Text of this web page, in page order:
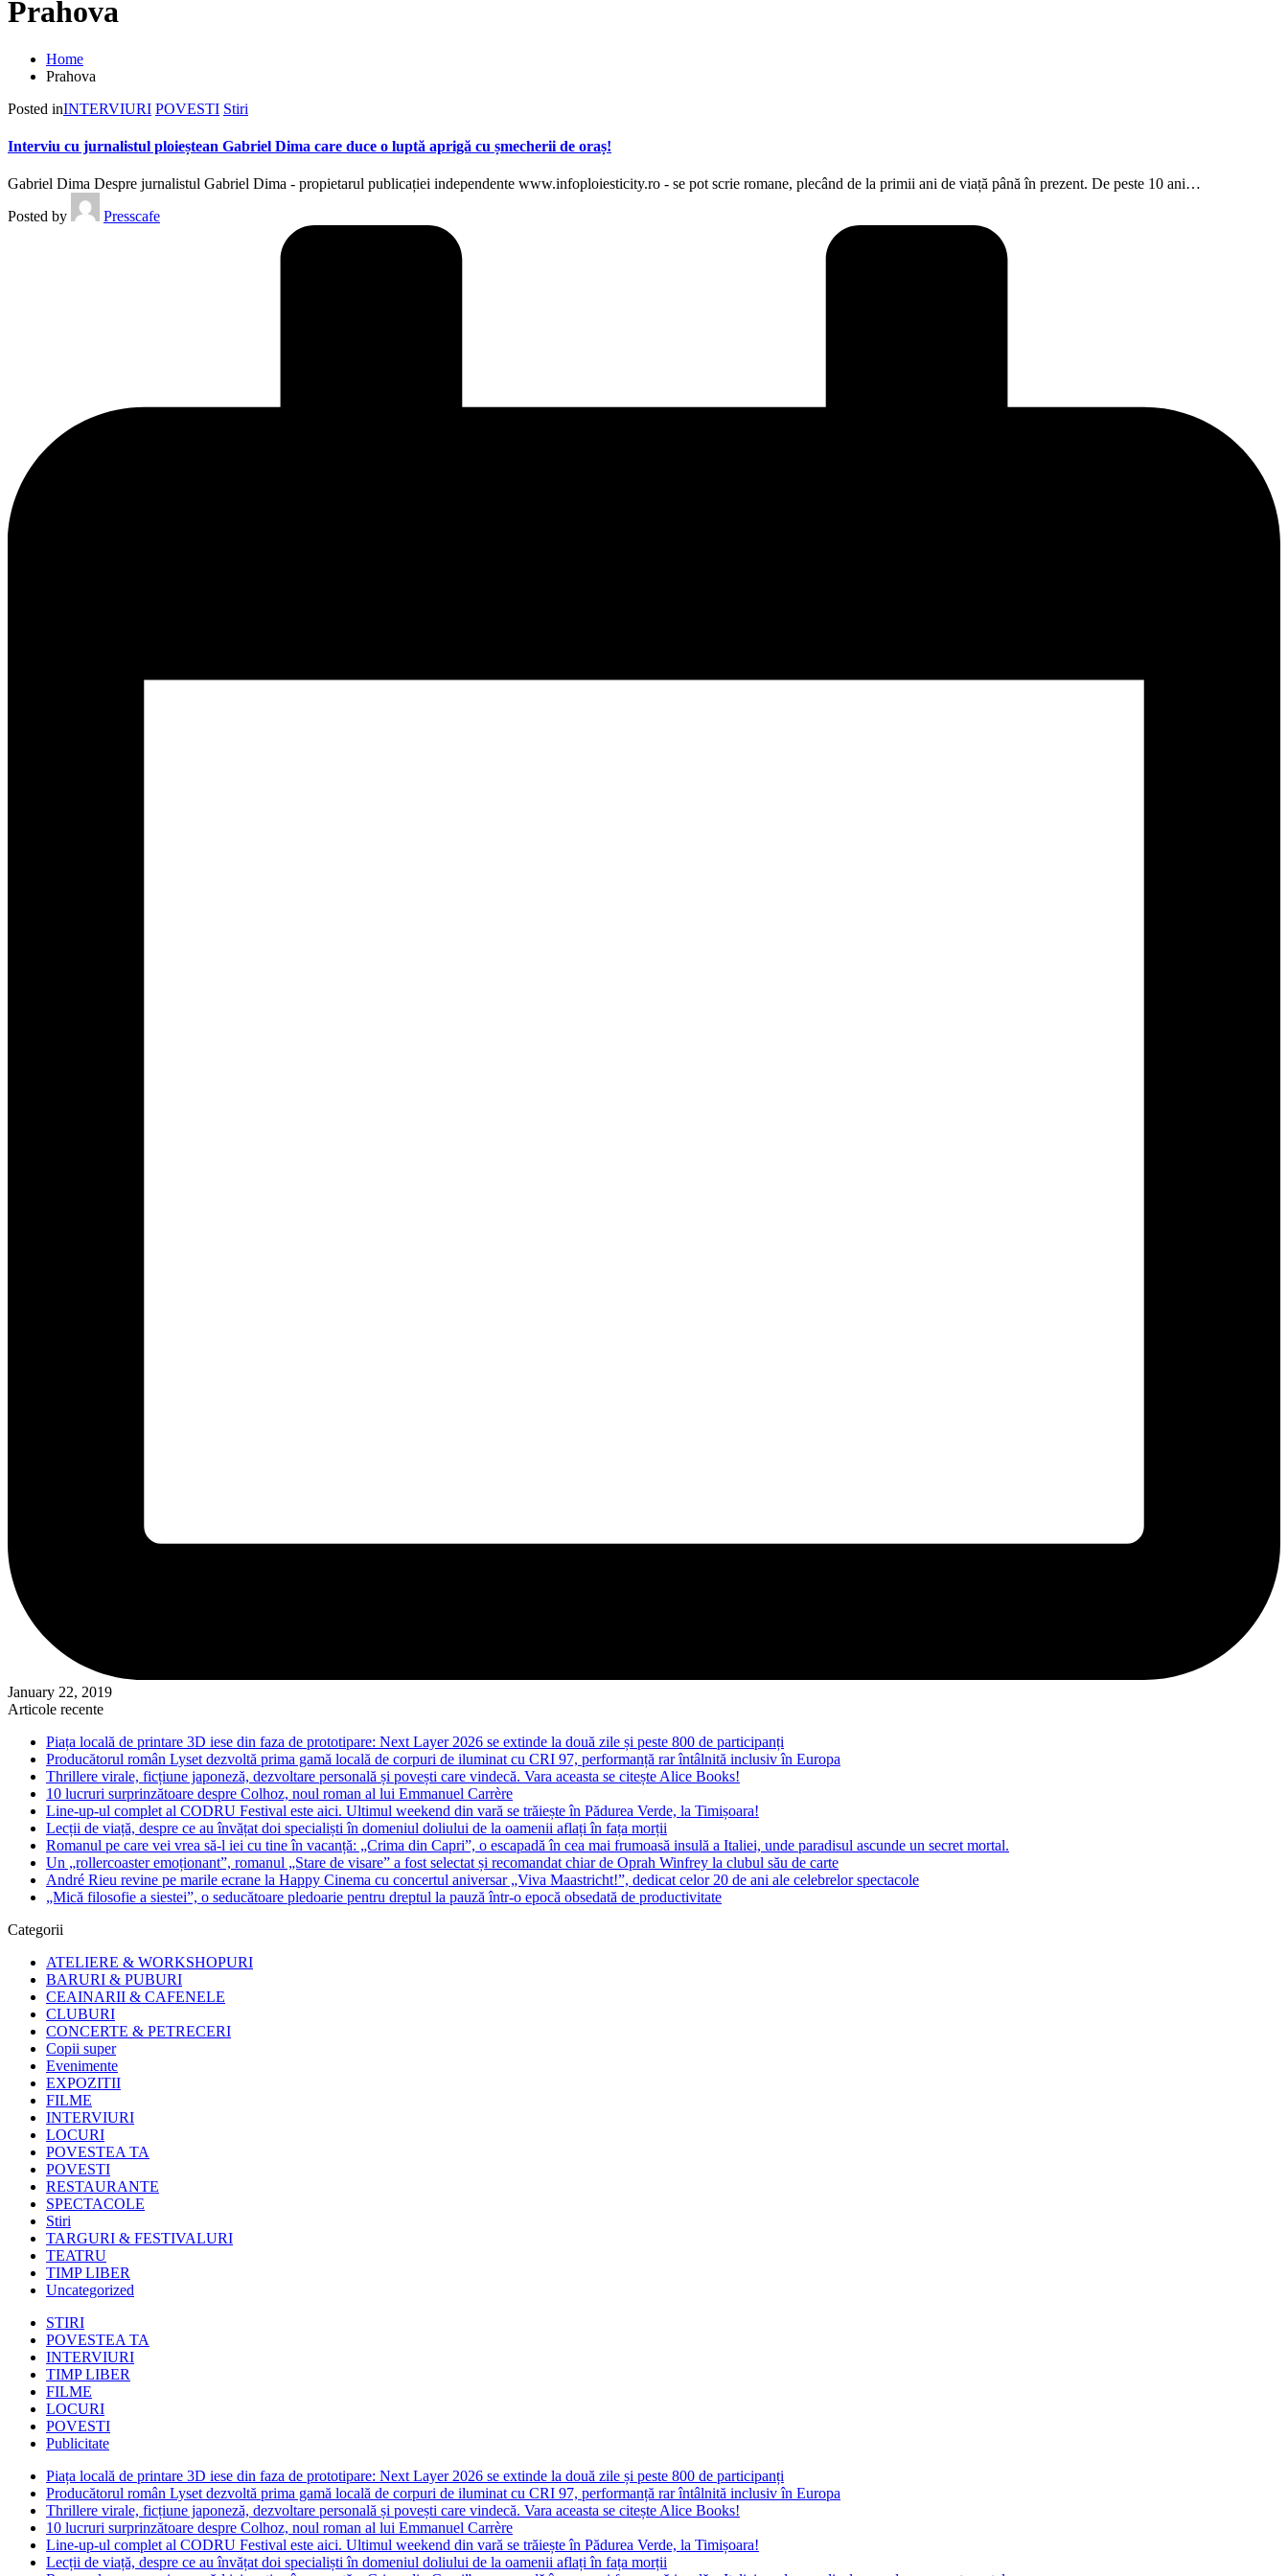
Prahova
Home
Prahova
Posted inINTERVIURI POVESTI Stiri
Interviu cu jurnalistul ploieștean Gabriel Dima care duce o luptă aprigă cu șmecherii de oraș!
Gabriel Dima Despre jurnalistul Gabriel Dima - propietarul publicației independente www.infoploiesticity.ro - se pot scrie romane, plecând de la primii ani de viață până în prezent. De peste 10 ani…
Posted by
Presscafe
January 22, 2019
Articole recente
Piața locală de printare 3D iese din faza de prototipare: Next Layer 2026 se extinde la două zile și peste 800 de participanți
Producătorul român Lyset dezvoltă prima gamă locală de corpuri de iluminat cu CRI 97, performanță rar întâlnită inclusiv în Europa
Thrillere virale, ficțiune japoneză, dezvoltare personală și povești care vindecă. Vara aceasta se citește Alice Books!
10 lucruri surprinzătoare despre Colhoz, noul roman al lui Emmanuel Carrère
Line-up-ul complet al CODRU Festival este aici. Ultimul weekend din vară se trăiește în Pădurea Verde, la Timișoara!
Lecții de viață, despre ce au învățat doi specialiști în domeniul doliului de la oamenii aflați în fața morții
Romanul pe care vei vrea să-l iei cu tine în vacanță: „Crima din Capri”, o escapadă în cea mai frumoasă insulă a Italiei, unde paradisul ascunde un secret mortal.
Un „rollercoaster emoționant”, romanul „Stare de visare” a fost selectat și recomandat chiar de Oprah Winfrey la clubul său de carte
André Rieu revine pe marile ecrane la Happy Cinema cu concertul aniversar „Viva Maastricht!”, dedicat celor 20 de ani ale celebrelor spectacole
„Mică filosofie a siestei”, o seducătoare pledoarie pentru dreptul la pauză într-o epocă obsedată de productivitate
Categorii
ATELIERE & WORKSHOPURI
BARURI & PUBURI
CEAINARII & CAFENELE
CLUBURI
CONCERTE & PETRECERI
Copii super
Evenimente
EXPOZITII
FILME
INTERVIURI
LOCURI
POVESTEA TA
POVESTI
RESTAURANTE
SPECTACOLE
Stiri
TARGURI & FESTIVALURI
TEATRU
TIMP LIBER
Uncategorized
STIRI
POVESTEA TA
INTERVIURI
TIMP LIBER
FILME
LOCURI
POVESTI
Publicitate
Piața locală de printare 3D iese din faza de prototipare: Next Layer 2026 se extinde la două zile și peste 800 de participanți
Producătorul român Lyset dezvoltă prima gamă locală de corpuri de iluminat cu CRI 97, performanță rar întâlnită inclusiv în Europa
Thrillere virale, ficțiune japoneză, dezvoltare personală și povești care vindecă. Vara aceasta se citește Alice Books!
10 lucruri surprinzătoare despre Colhoz, noul roman al lui Emmanuel Carrère
Line-up-ul complet al CODRU Festival este aici. Ultimul weekend din vară se trăiește în Pădurea Verde, la Timișoara!
Lecții de viață, despre ce au învățat doi specialiști în domeniul doliului de la oamenii aflați în fața morții